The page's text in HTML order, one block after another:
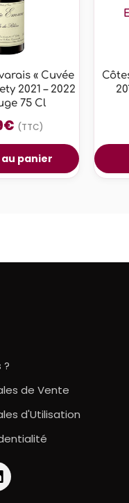
« Cuvée
2021 – 2022
75 Cl
€ (TTC)
panier
?
de Vente
d'Utilisation